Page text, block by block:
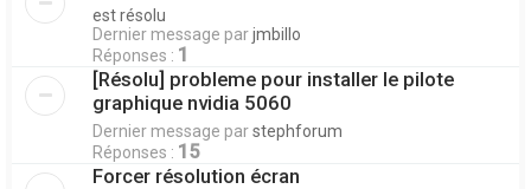
est résolu
Dernier message parjmbillo
Réponses : 1
[Résolu] probleme pour installer le pilote
graphique nvidia 5060
Dernier message parstephforum
Réponses : 15
Forcer résolution écran